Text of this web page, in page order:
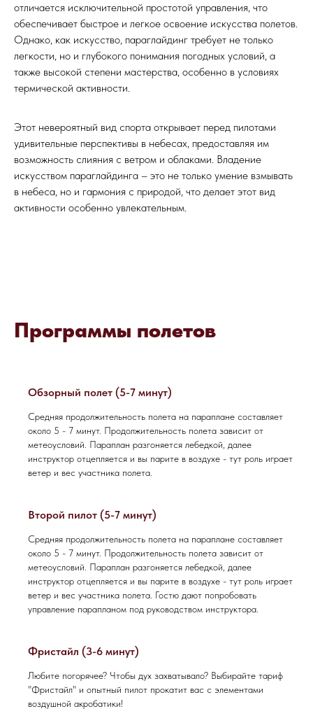
отличается исключительной простотой управления, что
обеспечивает быстрое и легкое освоение искусства полетов.
Однако, как искусство, параглайдинг требует не только
легкости, но и глубокого понимания погодных условий, а
также высокой степени мастерства, особенно в условиях
термической активности.
Этот невероятный вид спорта открывает перед пилотами
удивительные перспективы в небесах, предоставляя им
возможность слияния с ветром и облаками. Владение
искусством параглайдинга – это не только умение взмывать
в небеса, но и гармония с природой, что делает этот вид
активности особенно увлекательным.
Программы полетов
Обзорный полет (5-7 минут)
Средняя продолжительность полета на параплане составляет
около 5 - 7 минут. Продолжительность полета зависит от
метеоусловий. Параплан разгоняется лебедкой, далее
инструктор отцепляется и вы парите в воздухе - тут роль играет
ветер и вес участника полета.
Второй пилот (5-7 минут)
Средняя продолжительность полета на параплане составляет
около 5 - 7 минут. Продолжительность полета зависит от
метеоусловий. Параплан разгоняется лебедкой, далее
инструктор отцепляется и вы парите в воздухе - тут роль играет
ветер и вес участника полета. Гостю дают попробовать
управление парапланом под руководством инструктора.
Фристайл (3-6 минут)
Любите погорячее? Чтобы дух захватывало? Выбирайте тариф
"Фристайл" и опытный пилот прокатит вас с элементами
воздушной акробатики!